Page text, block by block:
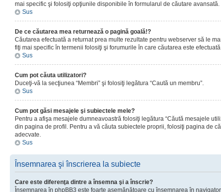
mai specific şi folosiţi opţiunile disponibile în formularul de căutare avansată.
Sus
De ce căutarea mea returnează o pagină goală!?
Căutarea efectuată a returnat prea multe rezultate pentru webserver să le
fiţi mai specific în termenii folosiţi şi forumurile în care căutarea este
Sus
Cum pot căuta utilizatori?
Duceţi-vă la secţiunea “Membri” şi folosiţi legătura “Caută un membru”.
Sus
Cum pot găsi mesajele şi subiectele mele?
Pentru a afişa mesajele dumneavoastră folosiţi legătura “Căută mesajele
din pagina de profil. Pentru a vă căuta subiectele proprii, folosiţi pagina de
adecvate.
Sus
Însemnarea şi înscrierea la subiecte
Care este diferenţa dintre a însemna şi a înscrie?
Însemnarea în phpBB3 este foarte asemănătoare cu însemnarea în